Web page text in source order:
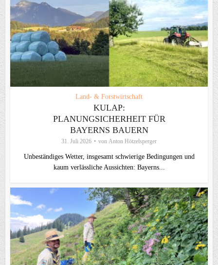
Land- & Forstwirtschaft
KULAP:
PLANUNGSICHERHEIT FÜR
BAYERNS BAUERN
31. Juli 2026 von Anton Hötzelsperger
Unbeständiges Wetter, insgesamt schwierige Bedingungen und
kaum verlässliche Aussichten: Bayerns...